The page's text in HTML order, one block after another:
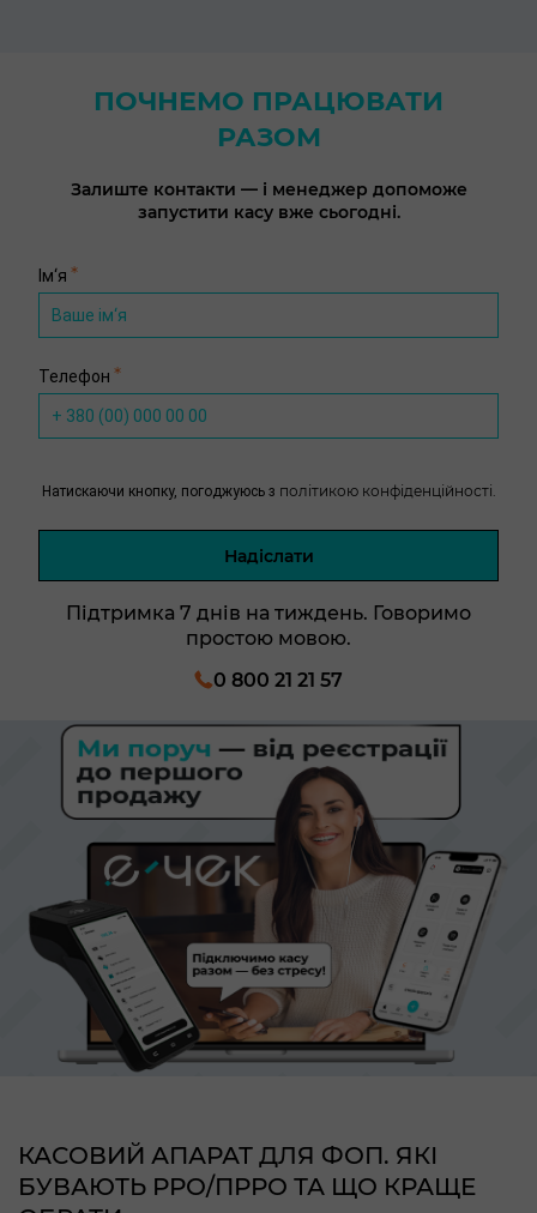
ПОЧНЕМО ПРАЦЮВАТИ
РАЗОМ
Залиште контакти — і менеджер допоможе
запустити касу вже сьогодні.
Ім‘я *
Телефон *
Натискаючи кнопку, погоджуюсь з політикою конфіденційності.
Надіслати
Підтримка 7 днів на тиждень. Говоримо
простою мовою.
0 800 21 21 57
КАСОВИЙ АПАРАТ ДЛЯ ФОП. ЯКІ
БУВАЮТЬ РРО/ПРРО ТА ЩО КРАЩЕ